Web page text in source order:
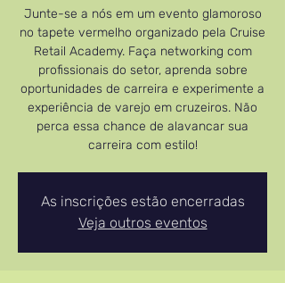
Junte-se a nós em um evento glamoroso
no tapete vermelho organizado pela Cruise
Retail Academy. Faça networking com
profissionais do setor, aprenda sobre
oportunidades de carreira e experimente a
experiência de varejo em cruzeiros. Não
perca essa chance de alavancar sua
carreira com estilo!
As inscrições estão encerradas
Veja outros eventos